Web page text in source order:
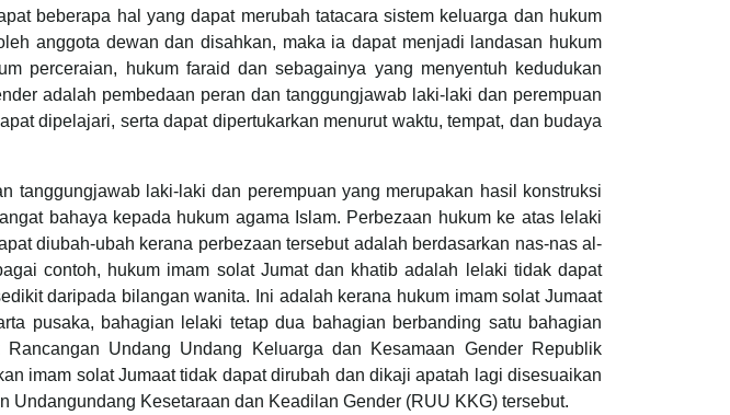
beberapa hal yang dapat merubah tatacara sistem keluarga dan hukum
anggota dewan dan disahkan, maka ia dapat menjadi landasan hukum
perceraian, hukum faraid dan sebagainya yang menyentuh kedudukan
adalah pembedaan peran dan tanggungjawab laki-laki dan perempuan
dipelajari, serta dapat dipertukarkan menurut waktu, tempat, dan budaya
tanggungjawab laki-laki dan perempuan yang merupakan hasil konstruksi
bahaya kepada hukum agama Islam. Perbezaan hukum ke atas lelaki
diubah-ubah kerana perbezaan tersebut adalah berdasarkan nas-nas al-
contoh, hukum imam solat Jumat dan khatib adalah lelaki tidak dapat
daripada bilangan wanita. Ini adalah kerana hukum imam solat Jumaat
pusaka, bahagian lelaki tetap dua bahagian berbanding satu bahagian
Undang Undang Keluarga dan Kesamaan Gender Republik
imam solat Jumaat tidak dapat dirubah dan dikaji apatah lagi disesuaikan
Kesetaraan dan Keadilan Gender (RUU KKG) tersebut.